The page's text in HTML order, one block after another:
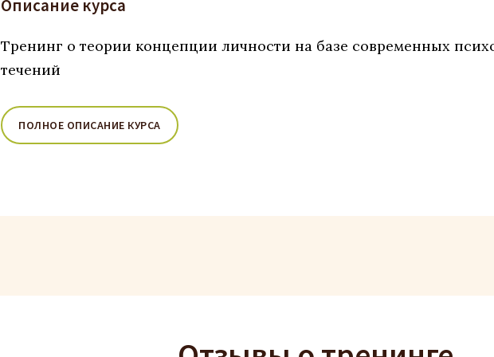
Описание курса
Тренинг о теории концепции личности на базе современных
течений
ПОЛНОЕ ОПИСАНИЕ КУРСА